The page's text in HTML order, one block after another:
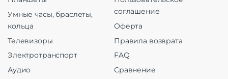
Умные часы, браслеты,
кольца
Телевизоры
Электротранспорт
Аудио
соглашение
Оферта
Правила возврата
FAQ
Сравнение